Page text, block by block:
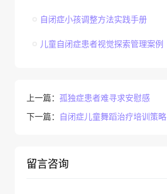
自闭症小孩调整方法实践手册
儿童自闭症患者视觉探索管理案例
上一篇： 孤独症患者难寻求安慰感
下一篇：
自闭症儿童舞蹈治疗培训策略
留言咨询